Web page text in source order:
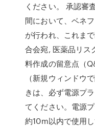
ください。 承認審
間において、ベネ
が行われ、これま
合会宛, 医薬品リス
料作成の留意点（
（新規ウィンドウ
きは、必ず電源プ
てください。電源
約10m以内で使用